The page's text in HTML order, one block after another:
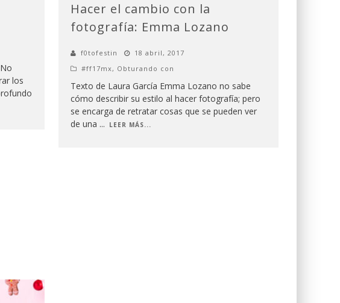
los
Hacer el cambio con la
fotografía: Emma Lozano
f0tofestin
18 abril, 2017
#ff17mx, Obturando con
Texto de Laura García Emma Lozano no sabe
cómo describir su estilo al hacer fotografía; pero
se encarga de retratar cosas que se pueden ver
de una ... LEER MÁS...